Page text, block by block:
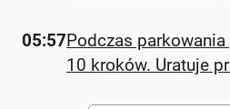
05:57Podczas
10 kroków. Uratuje